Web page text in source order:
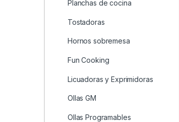
Planchas de cocina
Tostadoras
Hornos sobremesa
Fun Cooking
Licuadoras y Exprimidoras
Ollas GM
Ollas Programables